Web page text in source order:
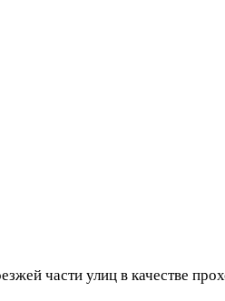
части улиц в качестве